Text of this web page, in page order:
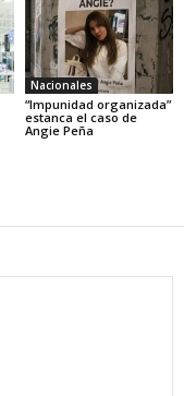
Nacionales
“Impunidad organizada”
estanca el caso de
Angie Peña